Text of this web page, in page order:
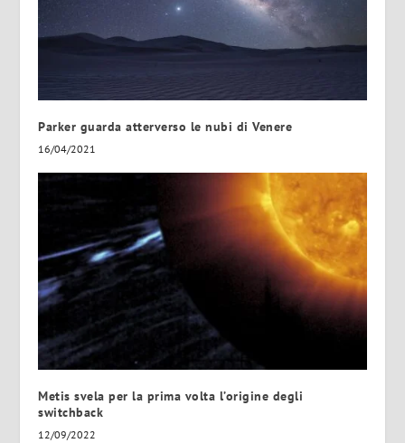
Parker guarda atterverso le nubi di Venere
16/04/2021
Metis svela per la prima volta l’origine degli
switchback
12/09/2022